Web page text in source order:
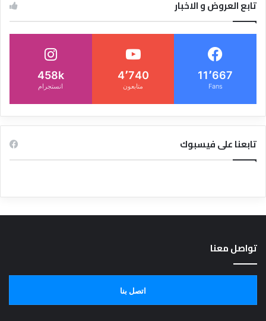
تابع العروض و الاخبار
11٬667
Fans
4٬740
متابعون
458k
انستجرام
تابعنا على فيسبوك
تواصل معنا
اتصل بنا